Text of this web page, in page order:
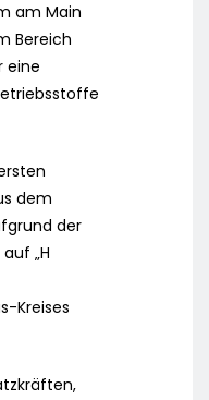
am Main
Bereich
eine
dem
der
„H
Kreises